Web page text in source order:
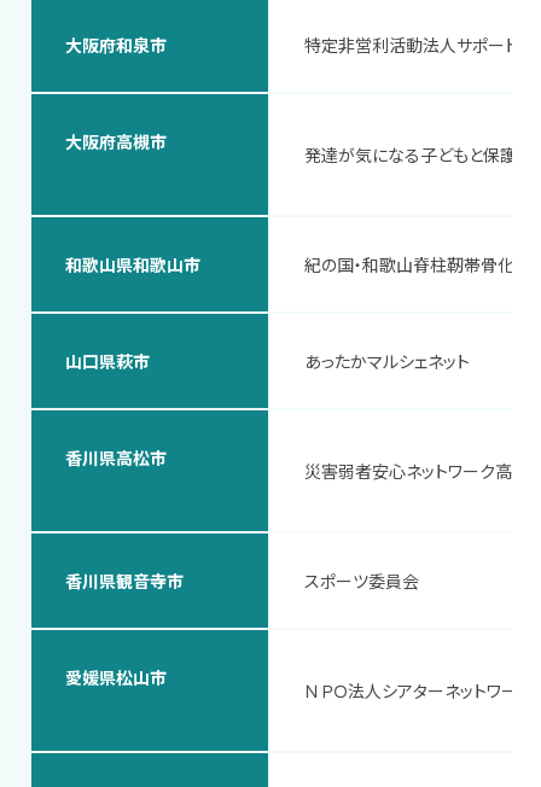
大阪府和泉市 特定非営利活動法人サポートグ
大阪府高槻市
発達が気になる子どもと保護者
和歌山県和歌山市 紀の国・和歌山脊柱靭帯骨化症
山口県萩市 あったかマルシェネット
香川県高松市
災害弱者安心ネットワーク高松
香川県観音寺市 スポーツ委員会
愛媛県松山市
ＮＰＯ法人シアターネットワーク